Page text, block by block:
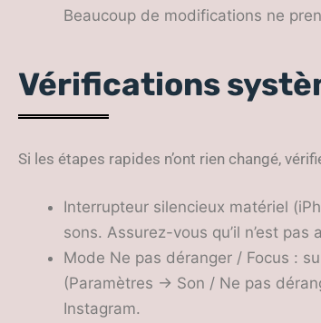
Beaucoup de modifications ne
Vérifications
Si les étapes rapides n’ont rien changé,
Interrupteur silencieux matériel
sons. Assurez-vous qu’il n’est pas
Mode Ne pas déranger / Focus :
(Paramètres → Son / Ne pas
Instagram.